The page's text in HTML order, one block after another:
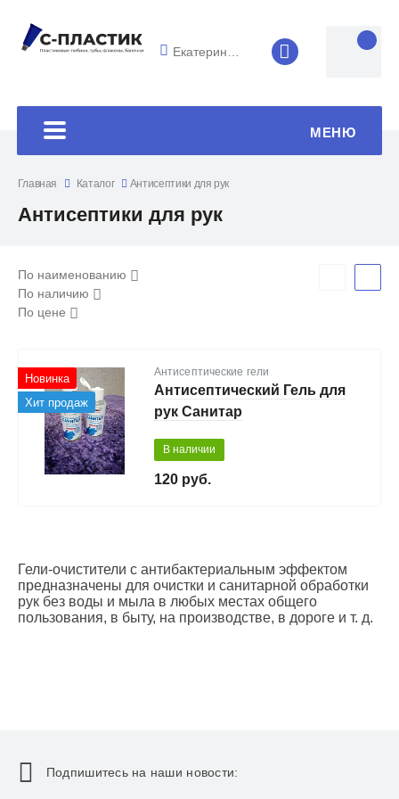
Екатеринбург 8 (4852) 33-
МЕНЮ
Главная Каталог Антисептики для рук
Антисептики для рук
По наименованию
По наличию
По цене
Новинка
Хит продаж
Антисептические гели
Антисептический Гель для
рук Санитар
120 руб.
В наличии
Гели-очистители с антибактериальным эффектом
предназначены для очистки и санитарной обработки
рук без воды и мыла в любых местах общего
пользования, в быту, на производстве, в дороге и т. д.
Подпишитесь на наши новости: